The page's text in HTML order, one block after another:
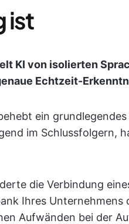
ist
KI von isolierten
Echtzeit-
ein
im Schlussfolgern,
die Verbindung
Ihres
Aufwänden bei der